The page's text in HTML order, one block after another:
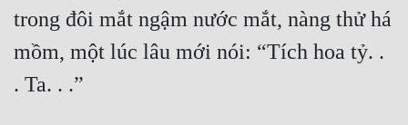
trong đôi mắt ngậm nước mắt, nàng thử há
mồm, một lúc lâu mới nói: “Tích hoa tỷ. .
. Ta. . .”